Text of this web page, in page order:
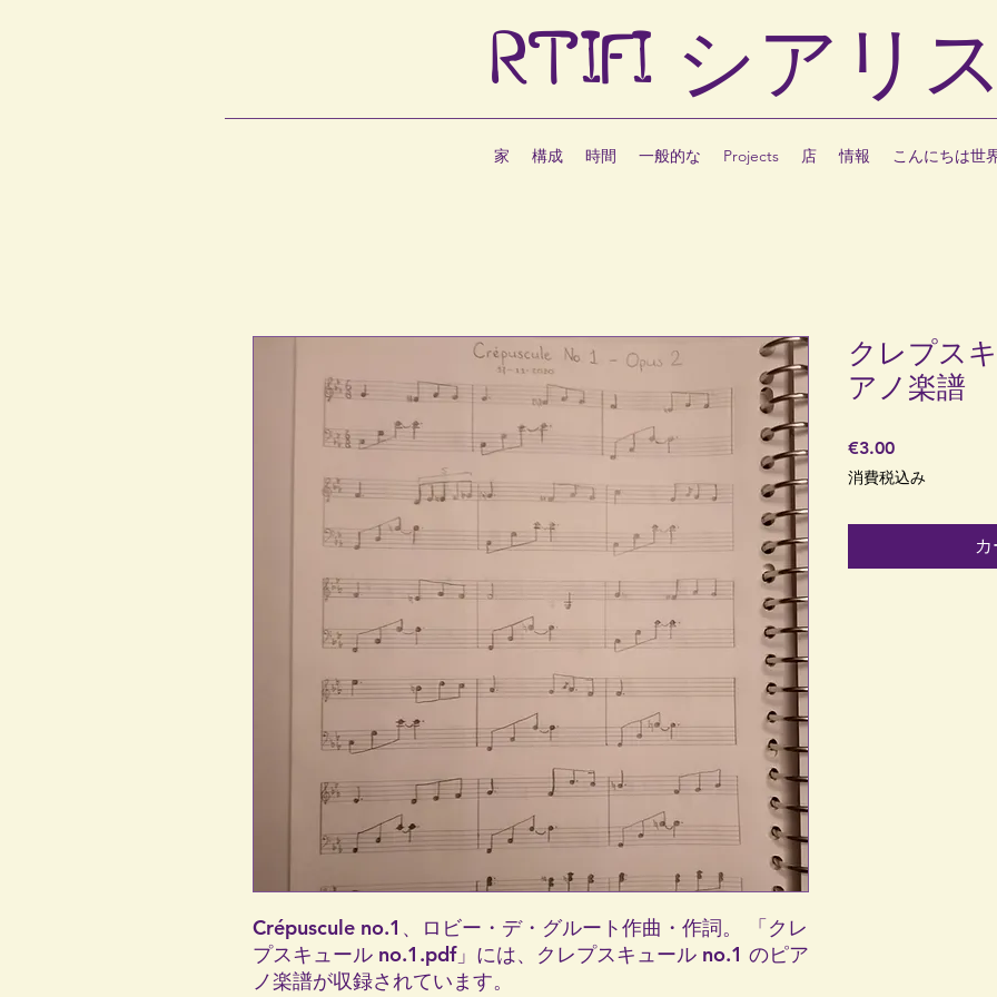
RTIFI シアリス
家 構成 時間 一般的な Projects 店 情報 こんにちは世
Crépuscule no.1、ロビー・デ・グルート作曲・作詞。 「クレ
プスキュール no.1.pdf」には、クレプスキュール no.1 のピア
ノ楽譜が収録されています。
クレプス
アノ楽譜
€3.00価
格
消費税込み